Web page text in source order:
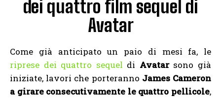
dei quattro film sequel di
Avatar
Come già anticipato un paio di mesi fa, le
riprese dei quattro sequel di Avatarsono già
iniziate, lavori che porteranno James Cameron
a girare consecutivamente le quattro pellicole,